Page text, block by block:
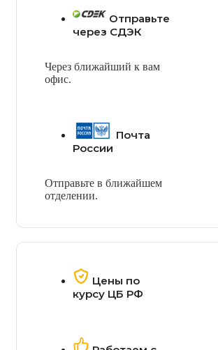
Отправьте
через СДЭК
Через ближайший к вам
офис.
Почта
России
Отправьте в ближайшем
отделении.
Цены по
курсу ЦБ РФ